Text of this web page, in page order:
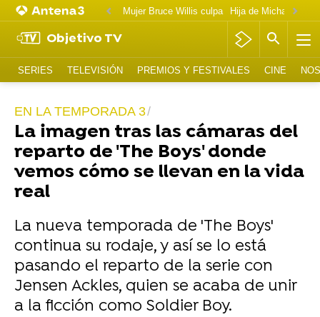
Mujer Bruce Willis culpa
Objetivo TV
SERIES TELEVISIÓN PREMIOS Y FESTIVALES CINE
EN LA TEMPORADA 3
La imagen tras las cámaras del
reparto de 'The Boys' donde
vemos cómo se llevan en la vida
real
La nueva temporada de 'The Boys'
continua su rodaje, y así se lo está
pasando el reparto de la serie con
Jensen Ackles, quien se acaba de unir
a la ficción como Soldier Boy.